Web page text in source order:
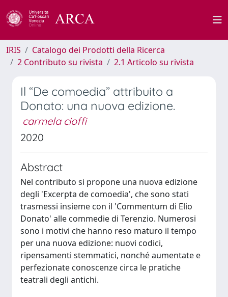
IRIS
Catalogo dei Prodotti della Ricerca
2 Contributo su rivista
2.1 Articolo su rivista
Il “De comoedia” attribuito a
Donato: una nuova edizione.
carmela cioffi
2020
Abstract
Nel contributo si propone una nuova edizione
degli 'Excerpta de comoedia', che sono stati
trasmessi insieme con il 'Commentum di Elio
Donato' alle commedie di Terenzio. Numerosi
sono i motivi che hanno reso maturo il tempo
per una nuova edizione: nuovi codici,
ripensamenti stemmatici, nonché aumentate e
perfezionate conoscenze circa le pratiche
teatrali degli antichi.